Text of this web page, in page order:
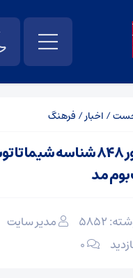
/ اخبار/ فرهنگ
از صدور ۸۴۸ شناسه شیما
مد
5852 مدیر سایت
۰